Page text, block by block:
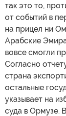
так это то,
от событий в
на прицел ни
Арабские
вовсе смогли
Согласно
страна
остальные
указывает на
суда в Ормузе.